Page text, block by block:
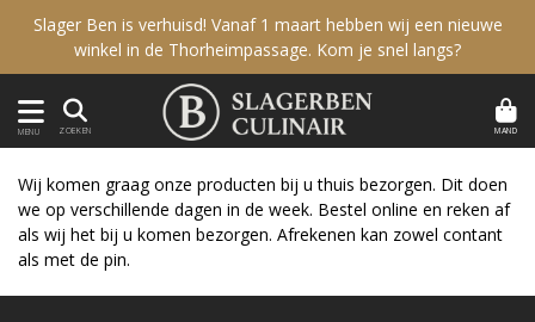
Slager Ben is verhuisd! Vanaf 1 maart hebben wij een nieuwe
winkel in de Thorheimpassage. Kom je snel langs?
MENU ZOEKEN MAND
Wij komen graag onze producten bij u thuis bezorgen. Dit doen
we op verschillende dagen in de week. Bestel online en reken af
als wij het bij u komen bezorgen. Afrekenen kan zowel contant
als met de pin.